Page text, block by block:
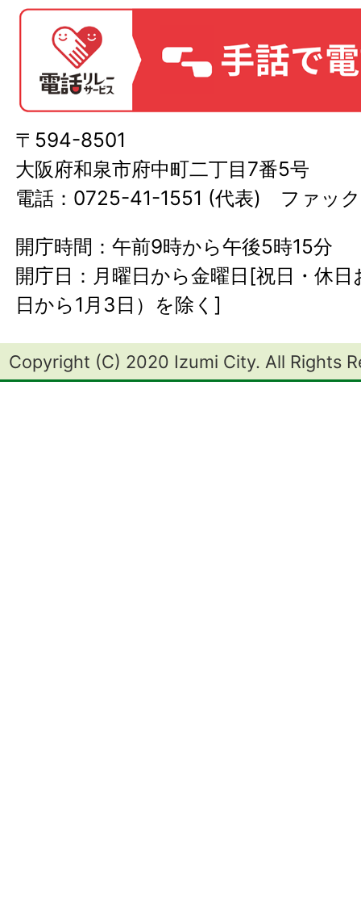
〒594-8501
大阪府和泉市府中町二丁目7番5号
電話：0725-41-1551 (代表) ファッ
開庁時間：午前9時から午後5時15分
開庁日：月曜日から金曜日[祝日・休
日から1月3日）を除く]
Copyright (C) 2020 Izumi City. All Rights